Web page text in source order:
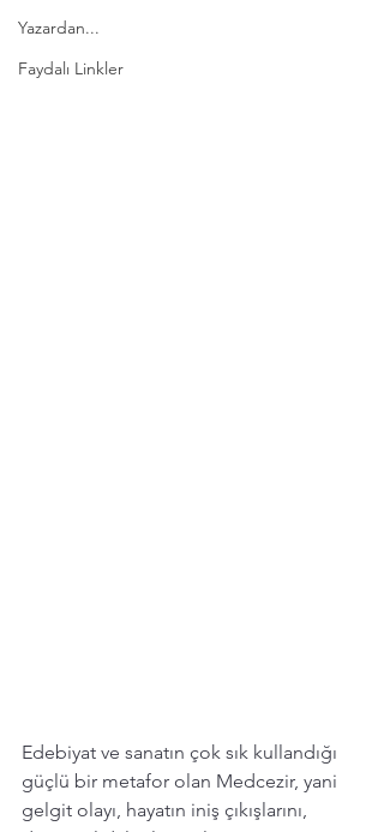
Yazardan...
Faydalı Linkler
Edebiyat ve sanatın çok sık kullandığı
güçlü bir metafor olan Medcezir, yani
gelgit olayı, hayatın iniş çıkışlarını,